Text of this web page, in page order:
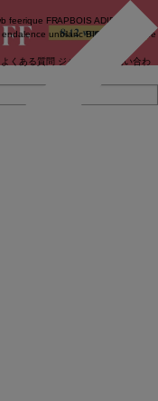
feerique FRAPBOIS ADIEU
endalence unbilanc BIGI online store
よくある質問 ジャーナル
お問い合わ